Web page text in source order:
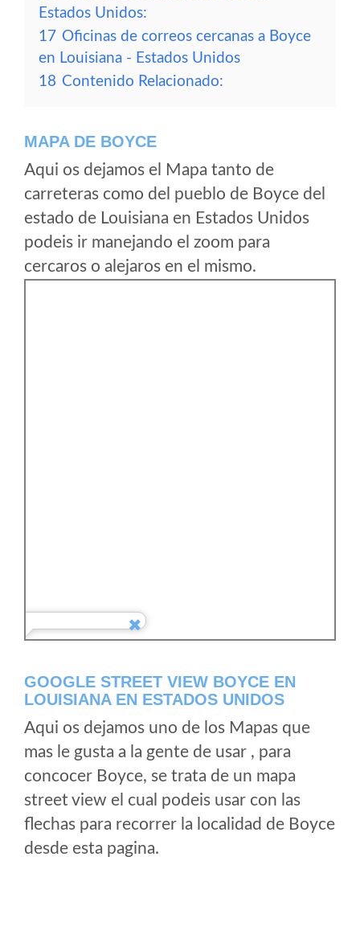
Estados Unidos:
17 Oficinas de correos cercanas a Boyce
en Louisiana - Estados Unidos
18 Contenido Relacionado:
MAPA DE BOYCE
Aqui os dejamos el Mapa tanto de
carreteras como del pueblo de Boyce del
estado de Louisiana en Estados Unidos
podeis ir manejando el zoom para
cercaros o alejaros en el mismo.
GOOGLE STREET VIEW BOYCE EN
LOUISIANA EN ESTADOS UNIDOS
Aqui os dejamos uno de los Mapas que
mas le gusta a la gente de usar , para
concocer Boyce, se trata de un mapa
street view el cual podeis usar con las
flechas para recorrer la localidad de Boyce
desde esta pagina.